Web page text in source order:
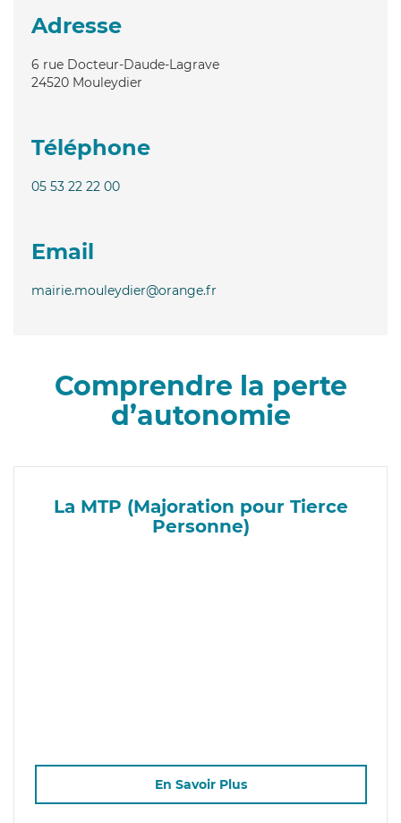
Adresse
6 rue Docteur-Daude-Lagrave
24520 Mouleydier
Téléphone
05 53 22 22 00
Email
mairie.mouleydier@orange.fr
Comprendre la perte
d’autonomie
La MTP (Majoration pour Tierce
Personne)
En Savoir Plus